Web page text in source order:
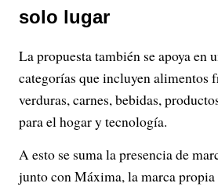
solo lugar
La propuesta también se apoya en
categorías que incluyen alimentos
verduras, carnes, bebidas,
para el hogar y tecnología.
A esto se suma la presencia de
junto con Máxima, la marca